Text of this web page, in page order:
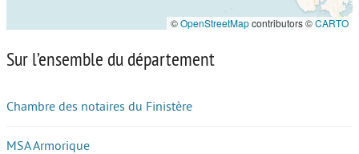
©OpenStreetMapcontributors ©CARTO
Sur l’ensemble du département
Chambre des notaires du Finistère
MSA Armorique